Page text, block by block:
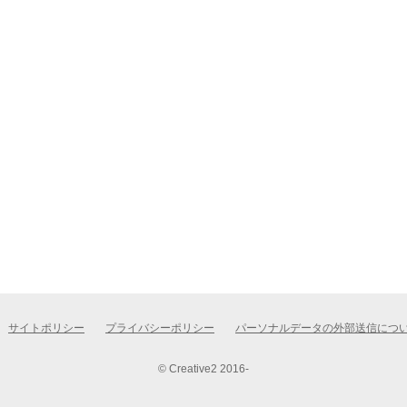
サイトポリシー プライバシーポリシー パーソナルデータの外部送信につ
© Creative2 2016-